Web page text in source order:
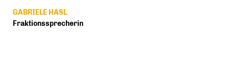
GABRIELE HASL
Fraktionssprecherin